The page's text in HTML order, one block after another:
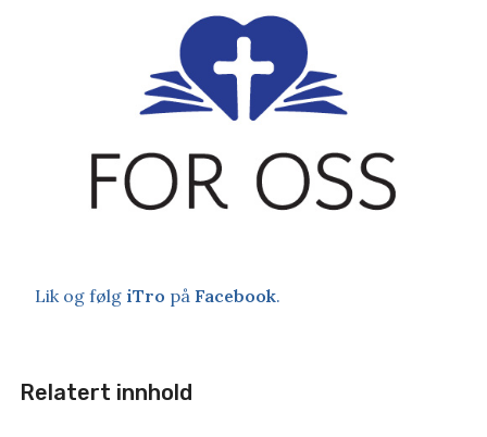
Lik og følg iTro på Facebook.
Relatert innhold